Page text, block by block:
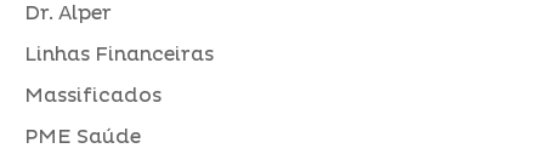
Dr. Alper
Linhas Financeiras
Massificados
PME Saúde